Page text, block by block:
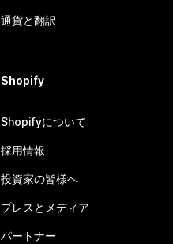
通貨と翻訳
Shopify
Shopifyについて
採用情報
投資家の皆様へ
プレスとメディア
パートナー